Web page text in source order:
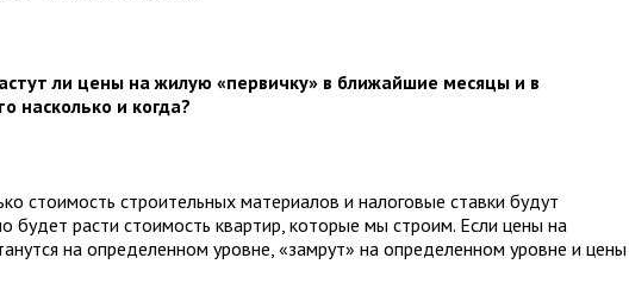
ли цены на жилую «первичку» в ближайшие месяцы и в
насколько и когда?
стоимость строительных материалов и налоговые ставки будут
будет расти стоимость квартир, которые мы строим. Если цены на
на определенном уровне, «замрут» на определенном уровне и цены